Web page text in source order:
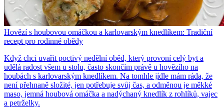
Hovězí s houbovou omáčkou a karlovarským knedlíkem: Tradiční
recept pro rodinné obědy
Když chci uvařit poctivý nedělní oběd, který provoní celý byt a
udělá radost všem u stolu, často skončím právě u hovězího na
houbách s karlovarským knedlíkem. Na tomhle jídle mám ráda, že
není přehnaně složité, jen potřebuje svůj čas, a odměnou je měkké
maso, jemná houbová omáčka a nadýchaný knedlík z rohlíků, vajec
a petrželky.